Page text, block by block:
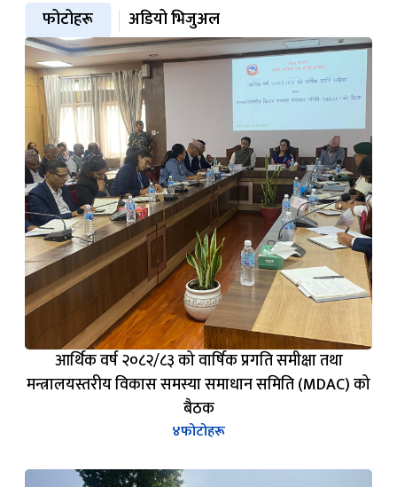
फोटोहरू अडियो भिजुअल
आर्थिक वर्ष २०८२/८३ को वार्षिक प्रगति समीक्षा तथा
मन्त्रालयस्तरीय विकास समस्या समाधान समिति (MDAC) को
बैठक
४फोटोहरू